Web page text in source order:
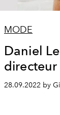
MODE
Daniel
28.09.2022 by